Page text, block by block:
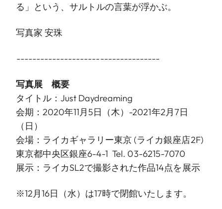
る」という、サルトルの言葉が浮かぶ。
写真家 安珠
------------------------------------
写真展 概要
タイトル：Just Daydreaming
会期：2020年11月5日（木）-2021年2月7日
（日）
会場：ライカギャラリー東京 (ライカ銀座店2F)
東京都中央区銀座6-4-1 Tel. 03-6215-7070
展示：ライカSL2で撮影された作品14点を展示
※12月16日（水）は17時で閉館いたします。